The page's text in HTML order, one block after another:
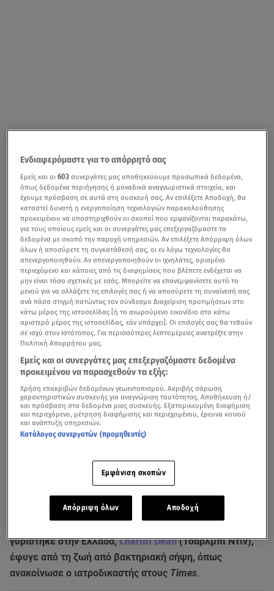
γυρίστηκε στην Ελλάδα,Charlbi Dean(Τσάρλμπι Ντιν),
έφυγε από τη ζωή από βακτηριακή σήψη, όπως
ανακοίνωσε ο ιατροδικαστής στους Times.
Ενδιαφερόμαστε για το απόρρητό σας
Εμείς και οι603 συνεργάτες μας αποθηκεύουμε προσωπικά δεδομένα,
όπως δεδομένα περιήγησης ή μοναδικά αναγνωριστικά στοιχεία, και
έχουμε πρόσβαση σε αυτά στη συσκευή σας. Αν επιλέξετε Αποδοχή, θα
καταστεί δυνατή η ενεργοποίηση τεχνολογιών παρακολούθησης
προκειμένου να υποστηριχθούν οι σκοποί που εμφανίζονται παρακάτω,
για τους οποίους εμείς και οι συνεργάτες μας επεξεργαζόμαστε τα
δεδομένα με σκοπό την παροχή υπηρεσιών. Αν επιλέξετε Απόρριψη όλων
όλων ή αποσύρετε τη συγκατάθεσή σας, οι εν λόγω τεχνολογίες θα
απενεργοποιηθούν. Αν απενεργοποιηθούν οι ιχνηλάτες, ορισμένο
περιεχόμενο και κάποιες από τις διαφημίσεις που βλέπετε ενδέχεται να
μην είναι τόσο σχετικές με εσάς. Μπορείτε να επανεμφανίσετε αυτό το
μενού για να αλλάξετε τις επιλογές σας ή να αποσύρετε τη συναίνεσή σας
ανά πάσα στιγμή πατώντας τον σύνδεσμο Διαχείριση προτιμήσεων στο
κάτω μέρος της ιστοσελίδας [ή το αιωρούμενο εικονίδιο στο κάτω
αριστερό μέρος της ιστοσελίδας, εάν υπάρχει]. Οι επιλογές σας θα τεθούν
σε ισχύ στον Ιστότοπος. Για περισσότερες λεπτομέρειες ανατρέξτε στην
Πολιτική Απορρήτου μας.
Εμείς και οι συνεργάτες μας επεξεργαζόμαστε δεδομένα
προκειμένου να παρασχεθούν τα εξής:
Χρήση επακριβών δεδομένων γεωεντοπισμού. Ακριβής σάρωση
χαρακτηριστικών συσκευής για αναγνώριση ταυτότητας. Αποθήκευση ή/
και πρόσβαση στα δεδομένα μιας συσκευής. Εξατομικευμένη διαφήμιση
και περιεχόμενο, μέτρηση διαφήμισης και περιεχομένου, έρευνα κοινού
και ανάπτυξη υπηρεσιών.
Κατάλογος συνεργατών (προμηθευτές)
Εμφάνιση σκοπών
Απόρριψη όλων Αποδοχή